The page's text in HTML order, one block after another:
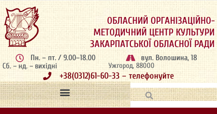
ОБЛАСНИЙ ОРГАНІЗАЦІЙНО-
МЕТОДИЧНИЙ ЦЕНТР КУЛЬТУРИ
ЗАКАРПАТСЬКОЇ ОБЛАСНОЇ РАДИ
Пн. – пт. / 9.00–18.00
Сб. – нд. – вихідні
вул. Волошина, 18
Ужгород, 88000
+38(0312)61-60-33 – телефонуйте